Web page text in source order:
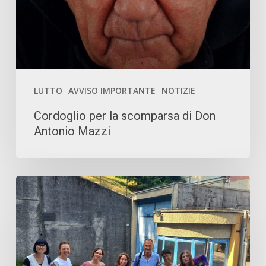
LUTTO AVVISO IMPORTANTE NOTIZIE
Don
Cordoglio per la scomparsa di Don
Antonio Mazzi
(H)OPE Fondazione
Don
Calabria
per
il